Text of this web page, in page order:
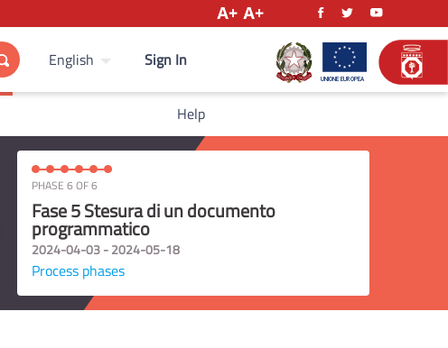
English Sign In
Help
PHASE 6 OF 6
Fase 5 Stesura di un documento
programmatico
2024-04-03 - 2024-05-18
Process phases